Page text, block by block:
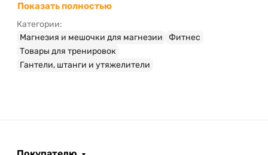
Показать полностью
Категории:
Магнезия и мешочки для магнезии
Фитнес
Товары для тренировок
Гантели, штанги и утяжелители